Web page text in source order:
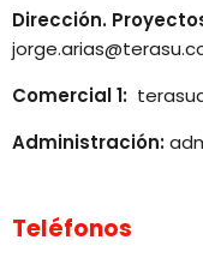
Dirección.
Comercial 1:
Administración:
Teléfonos